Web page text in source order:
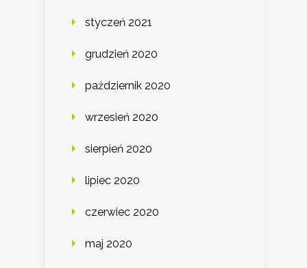
styczeń 2021
grudzień 2020
październik 2020
wrzesień 2020
sierpień 2020
lipiec 2020
czerwiec 2020
maj 2020